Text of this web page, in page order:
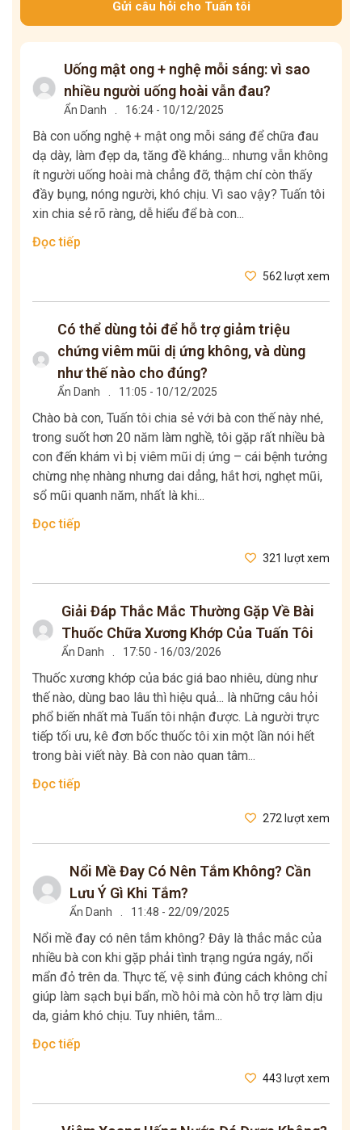
Gửi câu hỏi cho Tuấn tôi
Uống mật ong + nghệ mỗi sáng: vì sao
nhiều người uống hoài vẫn đau?
Ẩn Danh 16:24 - 10/12/2025
Bà con uống nghệ + mật ong mỗi sáng để chữa đau
dạ dày, làm đẹp da, tăng đề kháng... nhưng vẫn không
ít người uống hoài mà chẳng đỡ, thậm chí còn thấy
đầy bụng, nóng người, khó chịu. Vì sao vậy? Tuấn tôi
xin chia sẻ rõ ràng, dễ hiểu để bà con...
Đọc tiếp
562 lượt xem
Có thể dùng tỏi để hỗ trợ giảm triệu
chứng viêm mũi dị ứng không, và dùng
như thế nào cho đúng?
Ẩn Danh 11:05 - 10/12/2025
Chào bà con, Tuấn tôi chia sẻ với bà con thế này nhé,
trong suốt hơn 20 năm làm nghề, tôi gặp rất nhiều bà
con đến khám vì bị viêm mũi dị ứng – cái bệnh tưởng
chừng nhẹ nhàng nhưng dai dẳng, hắt hơi, nghẹt mũi,
sổ mũi quanh năm, nhất là khi...
Đọc tiếp
321 lượt xem
Giải Đáp Thắc Mắc Thường Gặp Về Bài
Thuốc Chữa Xương Khớp Của Tuấn Tôi
Ẩn Danh 17:50 - 16/03/2026
Thuốc xương khớp của bác giá bao nhiêu, dùng như
thế nào, dùng bao lâu thì hiệu quả... là những câu hỏi
phổ biến nhất mà Tuấn tôi nhận được. Là người trực
tiếp tối ưu, kê đơn bốc thuốc tôi xin một lần nói hết
trong bài viết này. Bà con nào quan tâm...
Đọc tiếp
272 lượt xem
Nổi Mề Đay Có Nên Tắm Không? Cần
Lưu Ý Gì Khi Tắm?
Ẩn Danh 11:48 - 22/09/2025
Nổi mề đay có nên tắm không? Đây là thắc mắc của
nhiều bà con khi gặp phải tình trạng ngứa ngáy, nổi
mẩn đỏ trên da. Thực tế, vệ sinh đúng cách không chỉ
giúp làm sạch bụi bẩn, mồ hôi mà còn hỗ trợ làm dịu
da, giảm khó chịu. Tuy nhiên, tắm...
Đọc tiếp
443 lượt xem